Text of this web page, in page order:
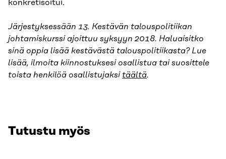
konkretisoitui.
Järjestyksessään 13. Kestävän talouspolitiikan
johtamiskurssi ajoittuu syksyyn 2018. Haluaisitko
sinä oppia lisää kestävästä talouspolitiikasta? Lue
lisää, ilmoita kiinnostuksesi osallistua tai suosittele
toista henkilöä osallistujaksi täältä.
Tutustu myös